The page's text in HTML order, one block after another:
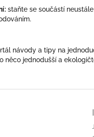
staňte se součástí
návody a tipy na
jednodušší a